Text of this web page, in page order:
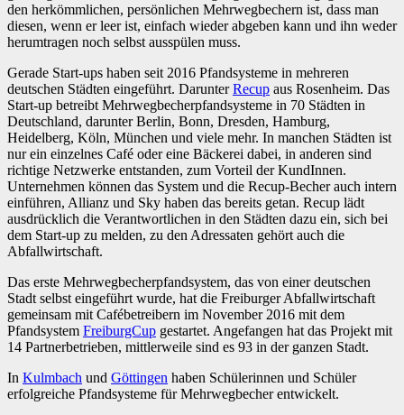
den herkömmlichen, persönlichen Mehrwegbechern ist, dass man
diesen, wenn er leer ist, einfach wieder abgeben kann und ihn weder
herumtragen noch selbst ausspülen muss.
Gerade Start-ups haben seit 2016 Pfandsysteme in mehreren
deutschen Städten eingeführt. DarunterRecup aus Rosenheim. Das
Start-up betreibt Mehrwegbecherpfandsysteme in 70 Städten in
Deutschland, darunter Berlin, Bonn, Dresden, Hamburg,
Heidelberg, Köln, München und viele mehr. In manchen Städten ist
nur ein einzelnes Café oder eine Bäckerei dabei, in anderen sind
richtige Netzwerke entstanden, zum Vorteil der KundInnen.
Unternehmen können das System und die Recup-Becher auch intern
einführen, Allianz und Sky haben das bereits getan. Recup lädt
ausdrücklich die Verantwortlichen in den Städten dazu ein, sich bei
dem Start-up zu melden, zu den Adressaten gehört auch die
Abfallwirtschaft.
Das erste Mehrwegbecherpfandsystem, das von einer deutschen
Stadt selbst eingeführt wurde, hat die Freiburger Abfallwirtschaft
gemeinsam mit Cafébetreibern im November 2016 mit dem
Pfandsystem FreiburgCup gestartet. Angefangen hat das Projekt mit
14 Partnerbetrieben, mittlerweile sind es 93 in der ganzen Stadt.
In Kulmbach und Göttingen haben Schülerinnen und Schüler
erfolgreiche Pfandsysteme für Mehrwegbecher entwickelt.